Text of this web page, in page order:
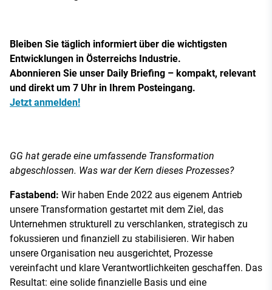
Bleiben Sie täglich informiert über die wichtigsten
Entwicklungen in Österreichs Industrie.
Abonnieren Sie unser Daily Briefing – kompakt, relevant
und direkt um 7 Uhr in Ihrem Posteingang.
Jetzt anmelden!
GG hat gerade eine umfassende Transformation
abgeschlossen. Was war der Kern dieses Prozesses?
Fastabend: Wir haben Ende 2022 aus eigenem Antrieb
unsere Transformation gestartet mit dem Ziel, das
Unternehmen strukturell zu verschlanken, strategisch zu
fokussieren und finanziell zu stabilisieren. Wir haben
unsere Organisation neu ausgerichtet, Prozesse
vereinfacht und klare Verantwortlichkeiten geschaffen. Das
Resultat: eine solide finanzielle Basis und eine